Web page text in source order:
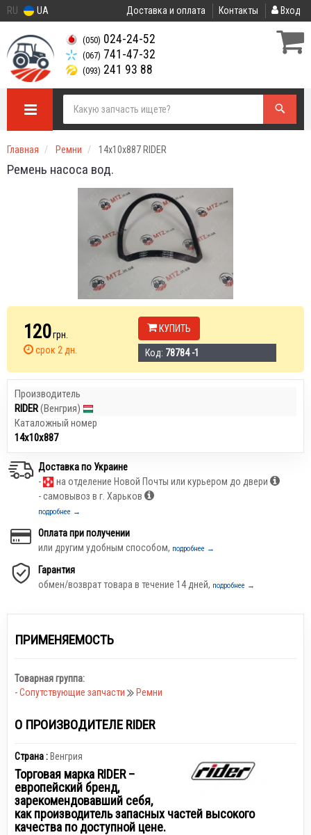
RU UA Доставка и оплата Контакты Вход
(050) 024-24-52
(067) 741-47-32
(093) 241 93 88
Главная Ремни 14х10х887 RIDER
Ремень насоса вод.
120грн.
срок 2 дн.
КУПИТЬ
Код: 78784 -1
Производитель
RIDER(Венгрия)
Каталожный номер
14х10х887
Доставка по Украине
-
на отделение Новой Почты или курьером до двери
- самовывоз в г. Харьков
подробнее →
Оплата при получении
или другим удобным способом, подробнее →
Гарантия
обмен/возврат товара в течение 14 дней, подробнее →
ПРИМЕНЯЕМОСТЬ
Товарная группа:
-Сопутствующие запчасти Ремни
О ПРОИЗВОДИТЕЛЕ RIDER
Страна : Венгрия
Торговая марка RIDER –
европейский бренд,
зарекомендовавший себя,
как производитель запасных частей высокого
качества по доступной цене.